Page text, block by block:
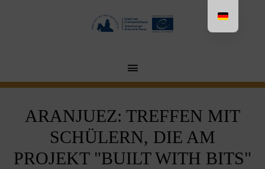
MENU
PRINCIPAL
ARANJUEZ: TREFFEN MIT
SCHÜLERN, DIE AM
PROJEKT "BUILT WITH BITS"